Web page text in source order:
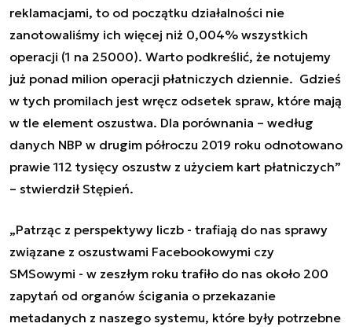
reklamacjami, to od początku działalności nie
zanotowaliśmy ich więcej niż 0,004% wszystkich
operacji (1 na 25000). Warto podkreślić, że notujemy
już ponad milion operacji płatniczych dziennie. Gdzieś
w tych promilach jest wręcz odsetek spraw, które mają
w tle element oszustwa. Dla porównania – według
danych NBP w drugim półroczu 2019 roku odnotowano
prawie 112 tysięcy oszustw z użyciem kart płatniczych”
– stwierdził Stępień.
„Patrząc z perspektywy liczb - trafiają do nas sprawy
związane z oszustwami Facebookowymi czy
SMSowymi - w zeszłym roku trafiło do nas około 200
zapytań od organów ścigania o przekazanie
metadanych z naszego systemu, które były potrzebne